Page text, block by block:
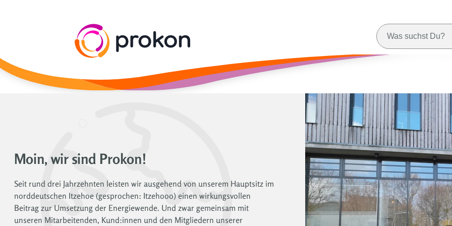
Moin, wir sind Prokon!
Seit rund drei Jahrzehnten leisten wir ausgehend von unserem Hauptsitz im
norddeutschen Itzehoe (gesprochen: Itzehooo) einen wirkungsvollen
Beitrag zur Umsetzung der Energiewende. Und zwar gemeinsam mit
unseren Mitarbeitenden, Kund:innen und den Mitgliedern unserer